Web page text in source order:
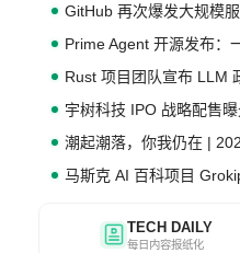
GitHub 再次爆发大规模
Prime Agent 开源发布：
Rust 项目团队宣布 LLM
宇树科技 IPO 战略配售
潮起潮落，你我仍在 |
马斯克 AI 百科项目
TECH DAILY
每日内容报纸化